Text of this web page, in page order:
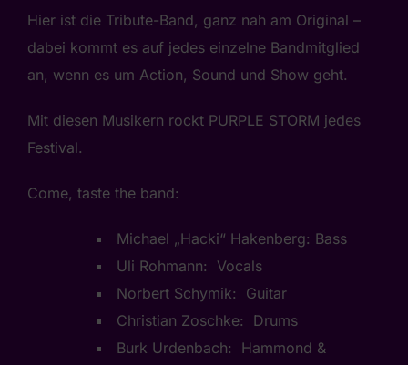
Hier ist die Tribute-Band, ganz nah am Original –
dabei kommt es auf jedes einzelne Bandmitglied
an, wenn es um Action, Sound und Show geht.
Mit diesen Musikern rockt PURPLE STORM jedes
Festival.
Come, taste the band:
Michael „Hacki“ Hakenberg: Bass
Uli Rohmann: Vocals
Norbert Schymik: Guitar
Christian Zoschke: Drums
Burk Urdenbach: Hammond &